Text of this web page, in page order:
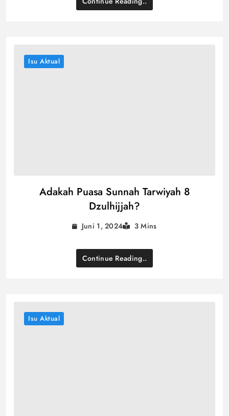
Isu Aktual
Adakah Puasa Sunnah Tarwiyah 8
Dzulhijjah?
Juni 1, 2024 3 Mins
Continue Reading..
Isu Aktual